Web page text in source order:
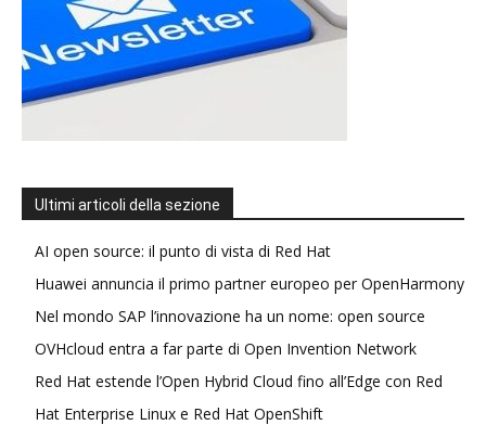
Ultimi articoli della sezione
AI open source: il punto di vista di Red Hat
Huawei annuncia il primo partner europeo per OpenHarmony
Nel mondo SAP l’innovazione ha un nome: open source
OVHcloud entra a far parte di Open Invention Network
Red Hat estende l’Open Hybrid Cloud fino all’Edge con Red
Hat Enterprise Linux e Red Hat OpenShift